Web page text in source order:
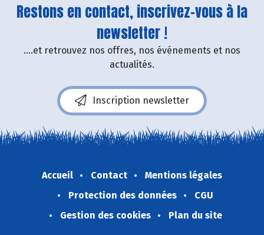
Restons en contact, inscrivez-vous à la
newsletter !
....et retrouvez nos offres, nos événements et nos
actualités.
Inscription newsletter
Accueil Contact
Mentions légales
Protection des données
CGU
Gestion des cookies
Plan du site